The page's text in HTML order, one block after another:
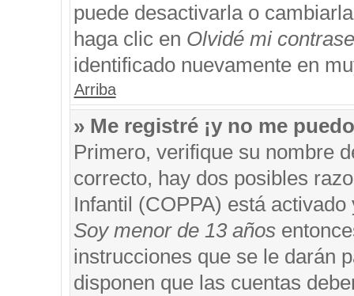
puede desactivarla o
haga clic en Olvidé mi
identificado nuevamente en
Arriba
» Me registré ¡y no me
Primero, verifique su nombre
correcto, hay dos posibles
Infantil (COPPA) está
Soy menor de 13 años
instrucciones que se le darán
disponen que las cuentas